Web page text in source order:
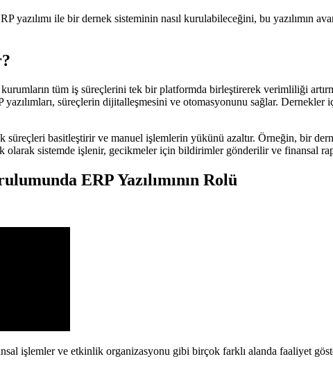
yazılımı ile bir dernek sisteminin nasıl kurulabileceğini, bu yazılımın
kurumların tüm iş süreçlerini tek bir platformda birleştirerek verimliliği
yazılımları, süreçlerin dijitalleşmesini ve otomasyonunu sağlar.
süreçleri basitleştirir ve manuel işlemlerin yükünü azaltır. Örneğin, bir
olarak sistemde işlenir, gecikmeler için bildirimler gönderilir ve finansal
ERP Yazılımının Rolü
işlemler ve etkinlik organizasyonu gibi birçok farklı alanda faaliyet